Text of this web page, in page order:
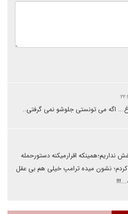
اگه می تونستی جلوشو نمی گرفتی..
نداریم؛همینکه اقرارمیکنه دستورحمله
کردم؛ نشون میده ترامپ خیلی هم بی عقل